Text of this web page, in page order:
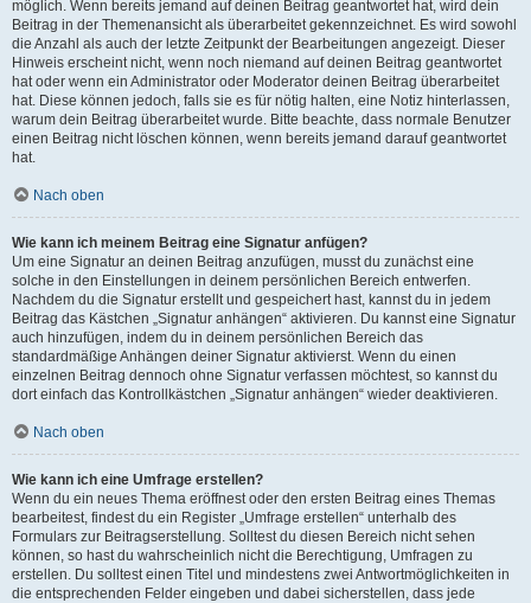
möglich. Wenn bereits jemand auf deinen Beitrag geantwortet hat, wird dein
Beitrag in der Themenansicht als überarbeitet gekennzeichnet. Es wird sowohl
die Anzahl als auch der letzte Zeitpunkt der Bearbeitungen angezeigt. Dieser
Hinweis erscheint nicht, wenn noch niemand auf deinen Beitrag geantwortet
hat oder wenn ein Administrator oder Moderator deinen Beitrag überarbeitet
hat. Diese können jedoch, falls sie es für nötig halten, eine Notiz hinterlassen,
warum dein Beitrag überarbeitet wurde. Bitte beachte, dass normale Benutzer
einen Beitrag nicht löschen können, wenn bereits jemand darauf geantwortet
hat.
Nach oben
Wie kann ich meinem Beitrag eine Signatur anfügen?
Um eine Signatur an deinen Beitrag anzufügen, musst du zunächst eine
solche in den Einstellungen in deinem persönlichen Bereich entwerfen.
Nachdem du die Signatur erstellt und gespeichert hast, kannst du in jedem
Beitrag das Kästchen „Signatur anhängen“ aktivieren. Du kannst eine Signatur
auch hinzufügen, indem du in deinem persönlichen Bereich das
standardmäßige Anhängen deiner Signatur aktivierst. Wenn du einen
einzelnen Beitrag dennoch ohne Signatur verfassen möchtest, so kannst du
dort einfach das Kontrollkästchen „Signatur anhängen“ wieder deaktivieren.
Nach oben
Wie kann ich eine Umfrage erstellen?
Wenn du ein neues Thema eröffnest oder den ersten Beitrag eines Themas
bearbeitest, findest du ein Register „Umfrage erstellen“ unterhalb des
Formulars zur Beitragserstellung. Solltest du diesen Bereich nicht sehen
können, so hast du wahrscheinlich nicht die Berechtigung, Umfragen zu
erstellen. Du solltest einen Titel und mindestens zwei Antwortmöglichkeiten in
die entsprechenden Felder eingeben und dabei sicherstellen, dass jede